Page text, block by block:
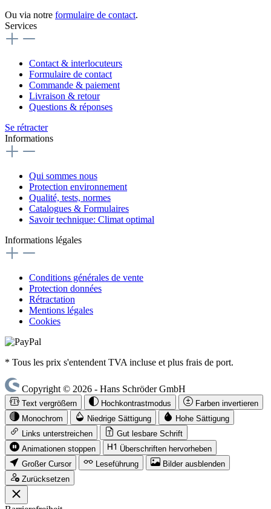
Ou via notre formulaire de contact.
Services
Contact & interlocuteurs
Formulaire de contact
Commande & paiement
Livraison & retour
Questions & réponses
Se rétracter
Informations
Qui sommes nous
Protection environnement
Qualité, tests, normes
Catalogues & Formulaires
Savoir technique: Climat optimal
Informations légales
Conditions générales de vente
Protection données
Rétractation
Mentions légales
Cookies
* Tous les prix s'entendent TVA incluse et plus frais de port.
Copyright © 2026 - Hans Schröder GmbH
Text vergrößern Hochkontrastmodus
Farben invertieren
Monochrom
Niedrige Sättigung
Hohe Sättigung
Links unterstreichen
Gut lesbare Schrift
Animationen stoppen
Überschriften hervorheben
Großer Cursor
Leseführung
Bilder ausblenden
Zurücksetzen